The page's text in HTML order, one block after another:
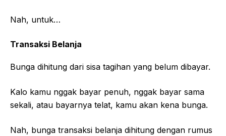
Nah, untuk…
Transaksi Belanja
Bunga dihitung dari sisa tagihan yang belum dibayar.
Kalo kamu nggak bayar penuh, nggak bayar sama
sekali, atau bayarnya telat, kamu akan kena bunga.
Nah, bunga transaksi belanja dihitung dengan rumus